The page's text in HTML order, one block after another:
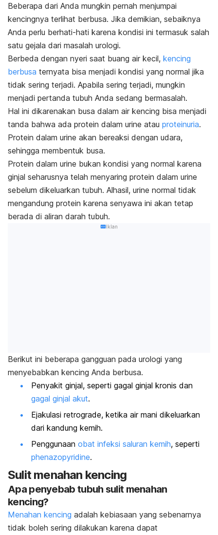
Beberapa dari Anda mungkin pernah menjumpai
kencingnya terlihat berbusa. Jika demikian, sebaiknya
Anda perlu berhati-hati karena kondisi ini termasuk salah
satu gejala dari masalah urologi.
Berbeda dengan nyeri saat buang air kecil, kencing
berbusa ternyata bisa menjadi kondisi yang normal jika
tidak sering terjadi. Apabila sering terjadi, mungkin
menjadi pertanda tubuh Anda sedang bermasalah.
Hal ini dikarenakan busa dalam air kencing bisa menjadi
tanda bahwa ada protein dalam urine atau proteinuria.
Protein dalam urine akan bereaksi dengan udara,
sehingga membentuk busa.
Protein dalam urine bukan kondisi yang normal karena
ginjal seharusnya telah menyaring protein dalam urine
sebelum dikeluarkan tubuh. Alhasil, urine normal tidak
mengandung protein karena senyawa ini akan tetap
berada di aliran darah tubuh.
Iklan
Berikut ini beberapa gangguan pada urologi yang
menyebabkan kencing Anda berbusa.
Penyakit ginjal, seperti gagal ginjal kronis dan
gagal ginjal akut.
Ejakulasi retrograde, ketika air mani dikeluarkan
dari kandung kemih.
Penggunaan obat infeksi saluran kemih, seperti
phenazopyridine.
Sulit menahan kencing
Apa penyebab tubuh sulit menahan
kencing?
Menahan kencing adalah kebiasaan yang sebenarnya
tidak boleh sering dilakukan karena dapat